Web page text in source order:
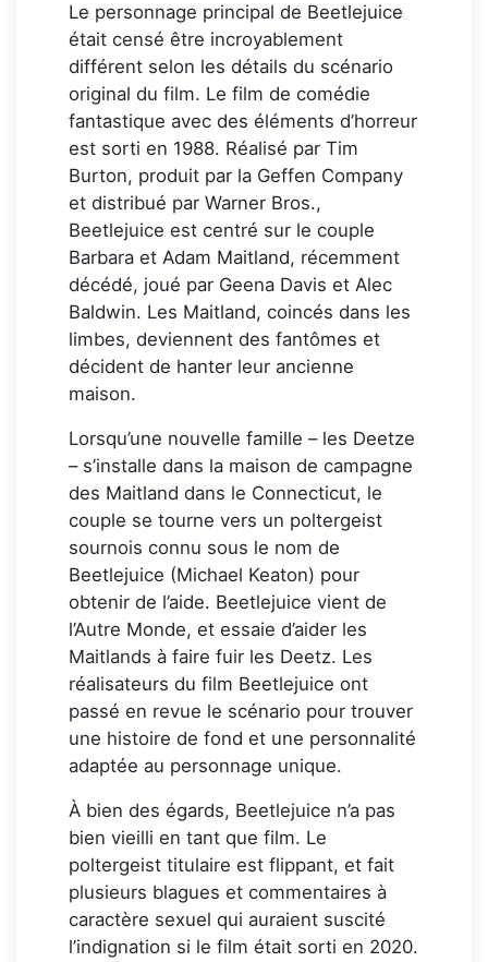
Le personnage principal de Beetlejuice
était censé être incroyablement
différent selon les détails du scénario
original du film. Le film de comédie
fantastique avec des éléments d’horreur
est sorti en 1988. Réalisé par Tim
Burton, produit par la Geffen Company
et distribué par Warner Bros.,
Beetlejuice est centré sur le couple
Barbara et Adam Maitland, récemment
décédé, joué par Geena Davis et Alec
Baldwin. Les Maitland, coincés dans les
limbes, deviennent des fantômes et
décident de hanter leur ancienne
maison.
Lorsqu’une nouvelle famille – les Deetze
– s’installe dans la maison de campagne
des Maitland dans le Connecticut, le
couple se tourne vers un poltergeist
sournois connu sous le nom de
Beetlejuice (Michael Keaton) pour
obtenir de l’aide. Beetlejuice vient de
l’Autre Monde, et essaie d’aider les
Maitlands à faire fuir les Deetz. Les
réalisateurs du film Beetlejuice ont
passé en revue le scénario pour trouver
une histoire de fond et une personnalité
adaptée au personnage unique.
À bien des égards, Beetlejuice n’a pas
bien vieilli en tant que film. Le
poltergeist titulaire est flippant, et fait
plusieurs blagues et commentaires à
caractère sexuel qui auraient suscité
l’indignation si le film était sorti en 2020.